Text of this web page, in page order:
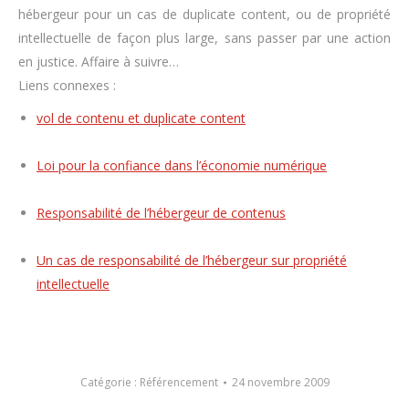
hébergeur pour un cas de duplicate content, ou de propriété
intellectuelle de façon plus large, sans passer par une action
en justice. Affaire à suivre…
Liens connexes :
vol de contenu et duplicate content
Loi pour la confiance dans l’économie numérique
Responsabilité de l’hébergeur de contenus
Un cas de responsabilité de l’hébergeur sur propriété
intellectuelle
Catégorie : Référencement
24 novembre 2009